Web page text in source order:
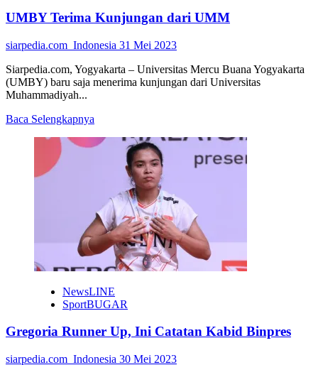
UMBY Terima Kunjungan dari UMM
siarpedia.com_Indonesia 31 Mei 2023
Siarpedia.com, Yogyakarta – Universitas Mercu Buana Yogyakarta
(UMBY) baru saja menerima kunjungan dari Universitas
Muhammadiyah...
Baca Selengkapnya
about
UMBY
Kunjungan
dari
UMM
NewsLINE
SportBUGAR
Gregoria Runner Up, Ini Catatan Kabid Binpres
siarpedia.com_Indonesia 30 Mei 2023